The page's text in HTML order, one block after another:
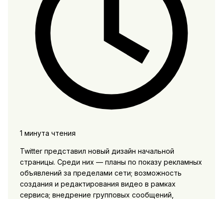
1 минута чтения
Twitter представил новый дизайн начальной
страницы. Среди них — планы по показу рекламных
объявлений за пределами сети; возможность
создания и редактирования видео в рамках
сервиса; внедрение групповых сообщений,